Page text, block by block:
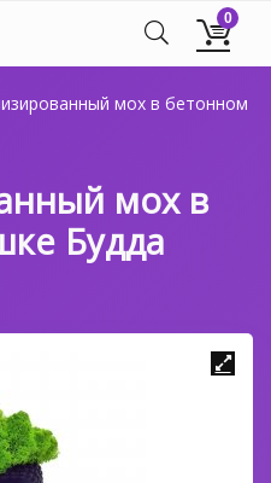
0
мох в бетонном
мох в
Будда